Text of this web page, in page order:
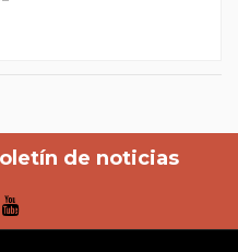
de noticias